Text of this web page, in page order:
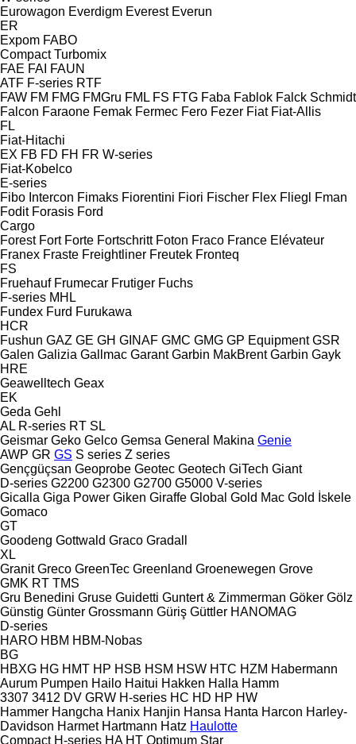
Eurowagon Everdigm Everest Everun
ER
Expom FABO
Compact Turbomix
FAE FAI FAUN
ATF F-series RTF
FAW FM FMG FMGru FML FS FTG Faba Fablok Falck Schmidt
Falcon Faraone Femak Fermec Fero Fezer Fiat Fiat-Allis
FL
Fiat-Hitachi
EX FB FD FH FR W-series
Fiat-Kobelco
E-series
Fibo Intercon Fimaks Fiorentini Fiori Fischer Flex Fliegl
Fman
Fodit Forasis Ford
Cargo
Forest Fort Forte Fortschritt Foton Fraco France Elévateur
Franex Fraste Freightliner Freutek Fronteq
FS
Fruehauf Frumecar Frutiger Fuchs
F-series MHL
Fundex Furd Furukawa
HCR
Fushun GAZ GE GH GINAF GMC GMG GP Equipment GSR
Galen Galizia Gallmac Garant Garbin MakBrent Garbin Gayk
HRE
Geawelltech Geax
EK
Geda Gehl
AL R-series RT SL
Geismar Geko Gelco Gemsa General Makina Genie
AWP GR GS S series Z series
Gençgüçsan Geoprobe Geotec Geotech GiTech Giant
D-series G2200 G2300 G2700 G5000 V-series
Gicalla Giga Power Giken Giraffe Global Gold Mac Gold İskele
Gomaco
GT
Goodeng Gottwald Graco Gradall
XL
Granit Greco GreenTec Greenland Groenewegen Grove
GMK RT TMS
Gru Benedini Gruse Guidetti Guntert & Zimmerman Göker Gölz
Günstig Günter Grossmann Güriş Güttler HANOMAG
D-series
HARO HBM HBM-Nobas
BG
HBXG HG HMT HP HSB HSM HSW HTC HZM Habermann
Aurum Pumpen Hailo Haitui Hakken Halla Hamm
3307 3412 DV GRW H-series HC HD HP HW
Hammer Hangcha Hanix Hanjin Hansa Hanta Harcon Harley-
Davidson Harmet Hartmann Hatz Haulotte
Compact H-series HA HT Optimum Star